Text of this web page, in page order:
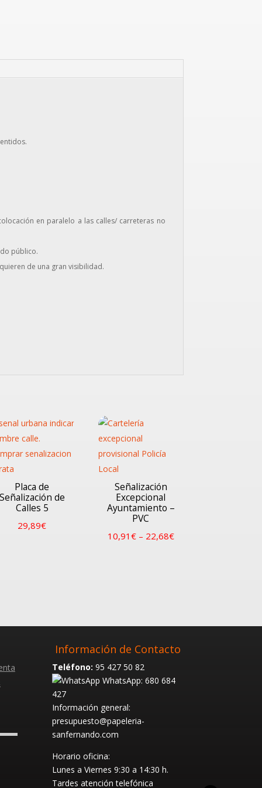
en paralelo a las calles/ carreteras no
público.
de una gran visibilidad.
Placa de
Señalización de
Calles 5
29,89€
Señalización
Excepcional
Ayuntamiento –
PVC
10,91 €– 22,68€
Información de Contacto
Teléfono: 95 427 50 82
WhatsApp: 680 684
427
Información general:
presupuesto@papeleria-
sanfernando.com
Horario oficina:
Lunes a Viernes 9:30 a 14:30 h.
Tardes atención telefónica